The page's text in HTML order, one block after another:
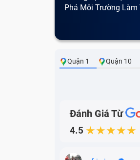
Phá Môi Trường Làm
Quận 1 Quận 10
Đánh Giá Từ
4.5 ★★★★★